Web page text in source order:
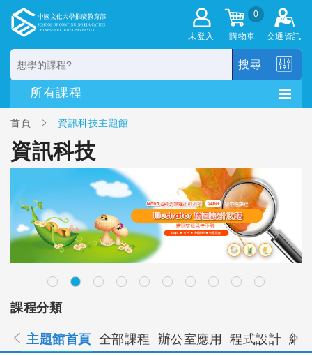
未登入
0
購物車 交通資訊
搜尋
首頁 資訊科技主題館
資訊科技
課程分類
主題館首頁 全部課程 辦公室應用 程式設計 網